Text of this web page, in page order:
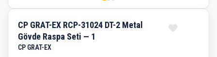
CP GRAT-EX RCP-31024 DT-2 Metal
Gövde Raspa Seti — 1
CP GRAT-EX